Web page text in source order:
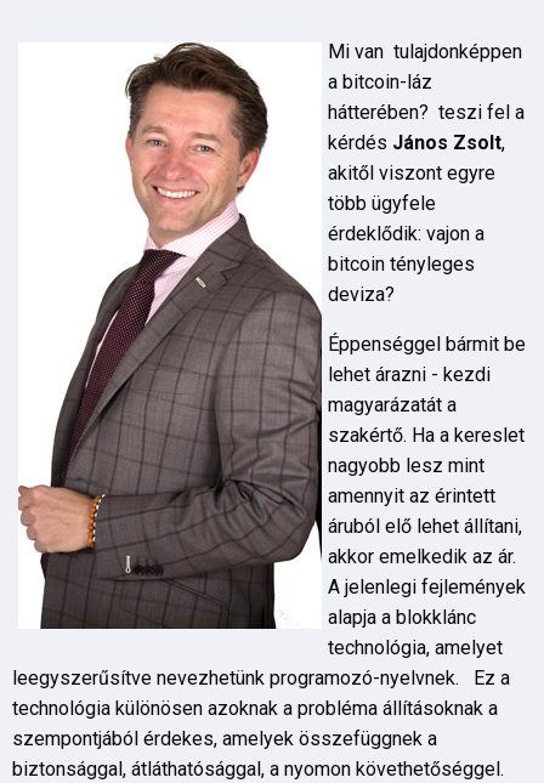
Mi van tulajdonképpen
a bitcoin-láz
hátterében? teszi fel a
kérdés János Zsolt,
akitől viszont egyre
több ügyfele
érdeklődik: vajon a
bitcoin tényleges
deviza?
Éppenséggel bármit be
lehet árazni - kezdi
magyarázatát a
szakértő. Ha a kereslet
nagyobb lesz mint
amennyit az érintett
áruból elő lehet állítani,
akkor emelkedik az ár.
A jelenlegi fejlemények
alapja a blokklánc
technológia, amelyet
leegyszerűsítve nevezhetünk programozó-nyelvnek. Ez a
technológia különösen azoknak a probléma állításoknak a
szempontjából érdekes, amelyek összefüggnek a
biztonsággal, átláthatósággal, a nyomon követhetőséggel.